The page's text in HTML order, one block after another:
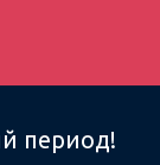
период!